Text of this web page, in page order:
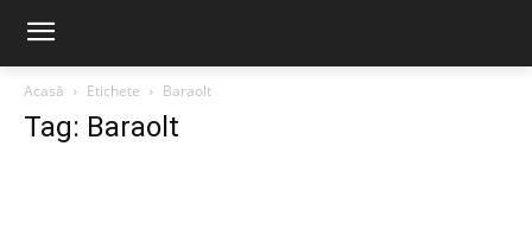
Acasă Etichete Baraolt
Tag: Baraolt